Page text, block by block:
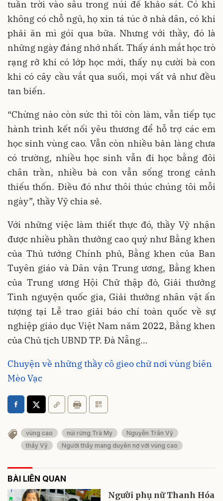
tuần trời vào sâu trong núi để khảo sát. Có khi
không có chỗ ngủ, họ xin tá túc ở nhà dân, có khi
phải ăn mì gói qua bữa. Nhưng với thầy, đó là
những ngày đáng nhớ nhất. Thấy ánh mắt học trò
rạng rỡ khi có lớp học mới, thấy nụ cười bà con
khi có cây cầu vắt qua suối, mọi vất vả như đều
tan biến.
“Chừng nào còn sức thì tôi còn làm, vẫn tiếp tục
hành trình kết nối yêu thương để hỗ trợ các em
học sinh vùng cao. Vẫn còn nhiều bản làng chưa
có trường, nhiều học sinh vẫn đi học bằng đôi
chân trần, nhiều bà con vẫn sống trong cảnh
thiếu thốn. Điều đó như thôi thúc chúng tôi mỗi
ngày”, thầy Vỹ chia sẻ.
Với những việc làm thiết thực đó, thầy Vỹ nhận
được nhiều phần thưởng cao quý như Bằng khen
của Thủ tướng Chính phủ, Bằng khen của Ban
Tuyên giáo và Dân vận Trung ương, Bằng khen
của Trung ương Hội Chữ thập đỏ, Giải thưởng
Tình nguyện quốc gia, Giải thưởng nhân vật ấn
tượng tại Lễ trao giải báo chí toàn quốc về sự
nghiệp giáo dục Việt Nam năm 2022, Bằng khen
của Chủ tịch UBND TP. Đà Nẵng…
Chuyện về những thầy cô gieo chữ nơi vùng biên
Mèo Vạc
vùng cao núi rừng Trà My
Nguyễn Trần Vỹ
thầy Vỹ
Người thầy mang duyên nợ với vùng cao
BÀI LIÊN QUAN
Người phụ nữ Thanh Hóa